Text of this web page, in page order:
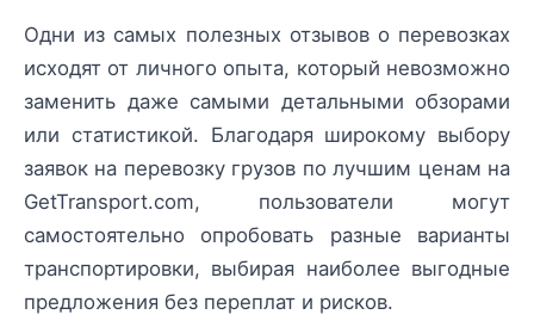
Одни из самых полезных отзывов о перевозках
исходят от личного опыта, который невозможно
заменить даже самыми детальными обзорами
или статистикой. Благодаря широкому выбору
заявок на перевозку грузов по лучшим ценам на
GetTransport.com, пользователи могут
самостоятельно опробовать разные варианты
транспортировки, выбирая наиболее выгодные
предложения без переплат и рисков.